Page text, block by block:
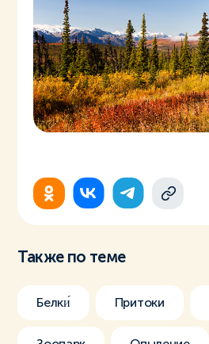
Также по теме
Белки́ Притоки